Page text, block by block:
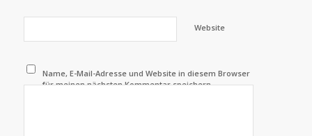
Website
Name, E-Mail-Adresse und Website in diesem Browser
für meinen nächsten Kommentar speichern.